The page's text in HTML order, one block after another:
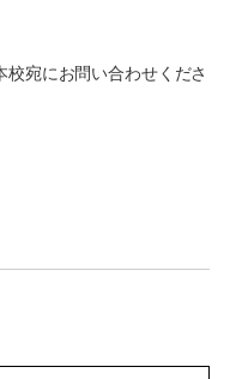
宛にお問い合わせくださ